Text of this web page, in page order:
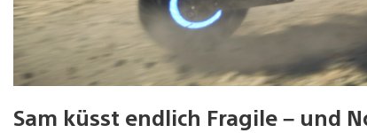
Sam küsst endlich Fragile – und